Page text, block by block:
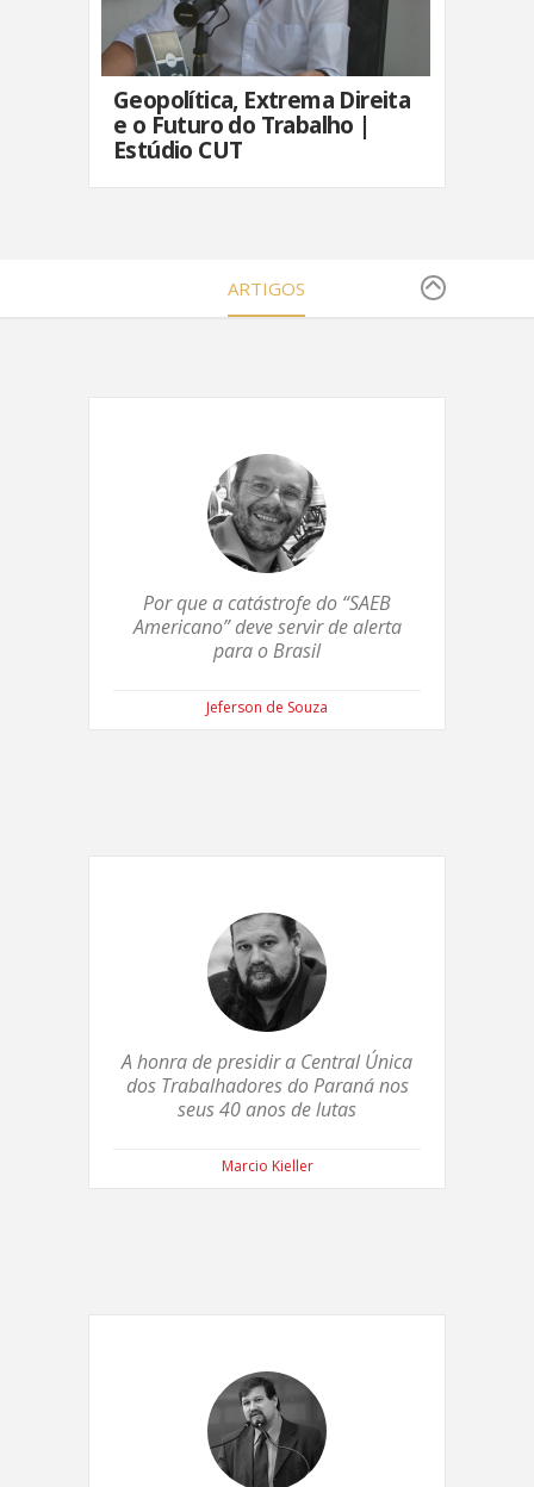
Geopolítica, Extrema Direita
e o Futuro do Trabalho |
Estúdio CUT
ARTIGOS
Por que a catástrofe do “SAEB
Americano” deve servir de alerta
para o Brasil
Jeferson de Souza
A honra de presidir a Central Única
dos Trabalhadores do Paraná nos
seus 40 anos de lutas
Marcio Kieller